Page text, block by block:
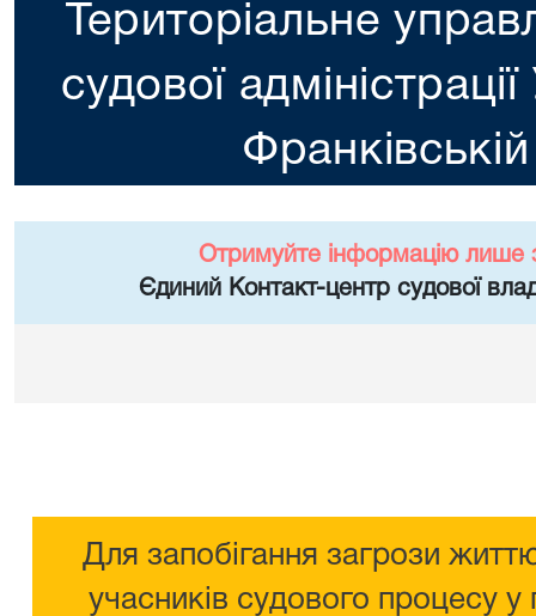
Територіальне
судової
Отримуйте інформацію лише
Єдиний Контакт-центр судової
Для запобігання загрози
учасників судового процесу у